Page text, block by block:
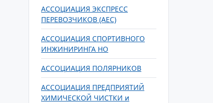
АССОЦИАЦИЯ ЭКСПРЕСС
ПЕРЕВОЗЧИКОВ (AEC)
АССОЦИАЦИЯ СПОРТИВНОГО
ИНЖИНИРИНГА НО
АССОЦИАЦИЯ ПОЛЯРНИКОВ
АССОЦИАЦИЯ ПРЕДПРИЯТИЙ
ХИМИЧЕСКОЙ ЧИСТКИ и